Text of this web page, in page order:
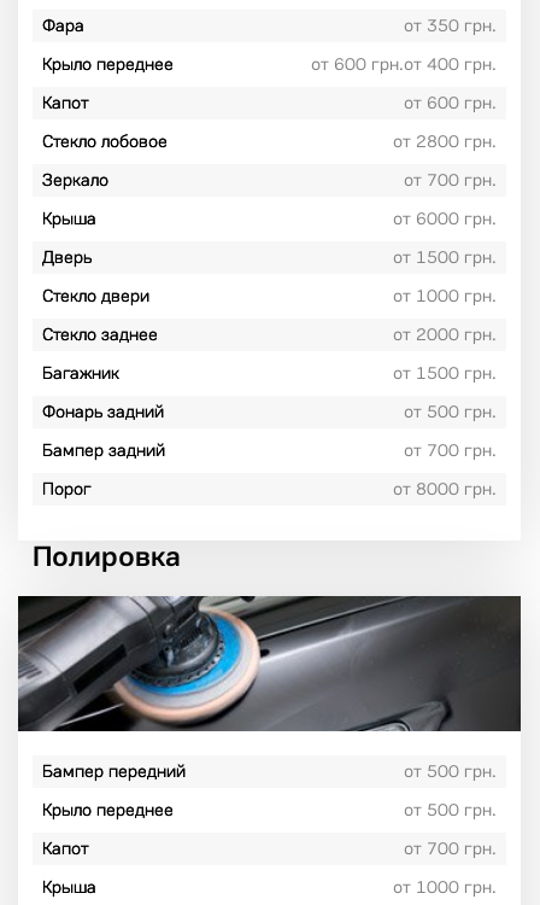
Фара
от 350 грн.
Крыло переднее
от 600 грн.от 400 грн.
Капот
от 600 грн.
Стекло лобовое
от 2800 грн.
Зеркало
от 700 грн.
Крыша
от 6000 грн.
Дверь
от 1500 грн.
Стекло двери
от 1000 грн.
Стекло заднее
от 2000 грн.
Багажник
от 1500 грн.
Фонарь задний
от 500 грн.
Бампер задний
от 700 грн.
Порог
от 8000 грн.
Полировка
Бампер передний
от 500 грн.
Крыло переднее
от 500 грн.
Капот
от 700 грн.
Крыша
от 1000 грн.